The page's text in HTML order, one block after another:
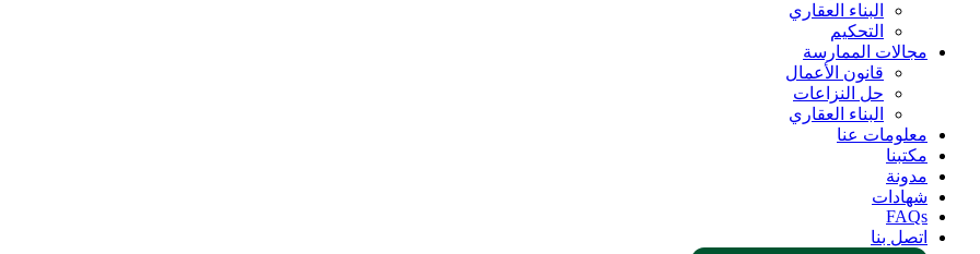
البناء العقاري
التحكيم
مجالات الممارسة
قانون الأعمال
حل النزاعات
البناء العقاري
معلومات عنا
مكتبنا
مدونة
شهادات
FAQs
اتصل بنا